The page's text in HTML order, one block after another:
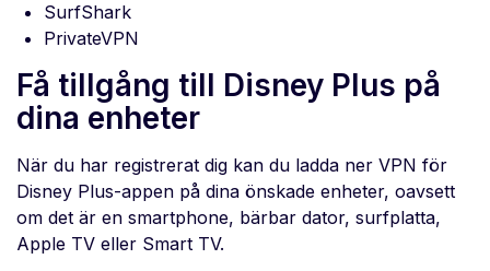
SurfShark
PrivateVPN
Få tillgång till Disney Plus på
dina enheter
När du har registrerat dig kan du ladda ner VPN för
Disney Plus-appen på dina önskade enheter, oavsett
om det är en smartphone, bärbar dator, surfplatta,
Apple TV eller Smart TV.